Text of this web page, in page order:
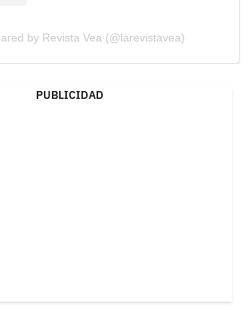
by Revista Vea (@larevistavea)
PUBLICIDAD